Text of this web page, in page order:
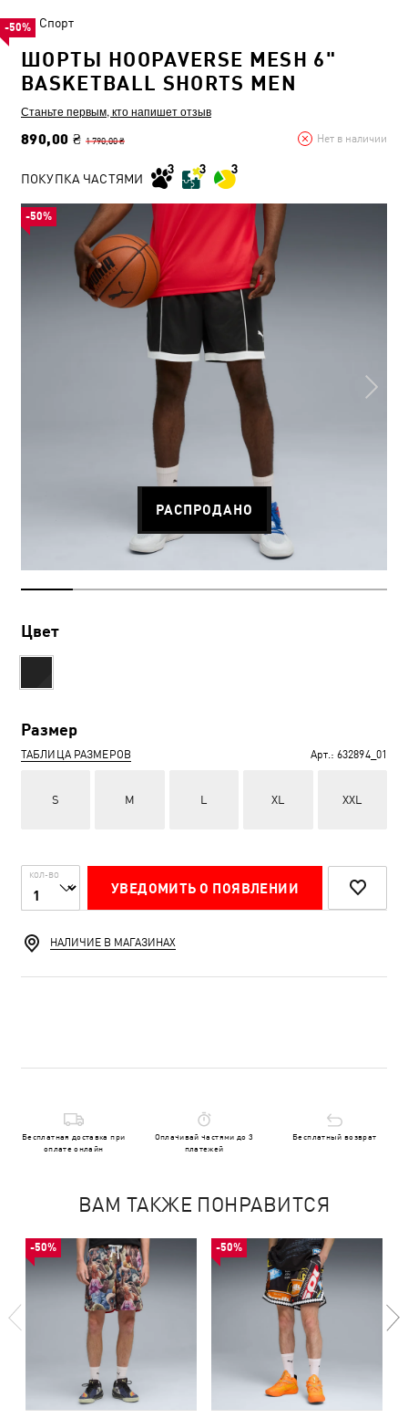
Спорт
ШОРТЫ HOOPAVERSE MESH 6"
BASKETBALL SHORTS MEN
Станьте первым, кто напишет отзыв
890,00 ₴ 1 790,00 ₴ Нет в наличии
-50%
ПОКУПКА ЧАСТЯМИ
РАСПРОДАНО
Цвет
Размер
ТАБЛИЦА РАЗМЕРОВ Арт.: 632894_01
S M L XL XXL
КОЛ-ВО
УВЕДОМИТЬ О ПОЯВЛЕНИИ
-50%
НАЛИЧИЕ В МАГАЗИНАХ
Бесплатная доставка при
оплате онлайн
Оплачивай частями до 3
платежей
Бесплатный возврат
ВАМ ТАКЖЕ ПОНРАВИТСЯ
-50% -50%